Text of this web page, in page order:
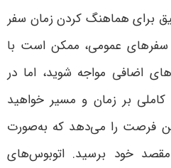
برای هماهنگ کردن زمان سفر
سفرهای عمومی، ممکن است با
اضافی مواجه شوید، اما در
بر زمان و مسیر خواهید
فرصت را می‌دهد که به‌صورت
خود برسید. اتوبوس‌های